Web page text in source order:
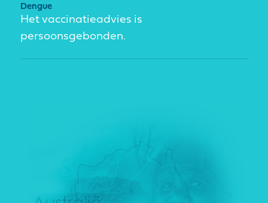
Dengue
Het vaccinatieadvies is
persoonsgebonden.